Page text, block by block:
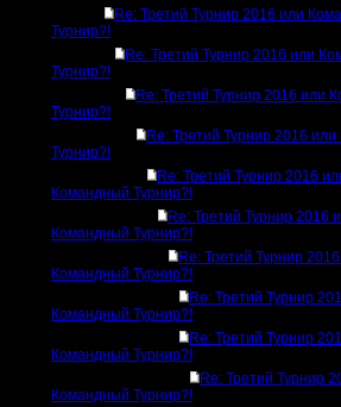
Re: Третий Турнир 2016 или
Турнир?!
Re: Третий Турнир 2016 или
Турнир?!
Re: Третий Турнир 2016 или
Турнир?!
Re: Третий Турнир 2016
Турнир?!
Re: Третий Турнир 2016
Командный Турнир?!
Re: Третий Турнир 2016
Командный Турнир?!
Re: Третий Турнир
Командный Турнир?!
Re: Третий Турнир
Командный Турнир?!
Re: Третий Турнир
Командный Турнир?!
Re: Третий Турнир
Командный Турнир?!